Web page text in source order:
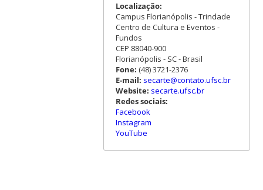
Localização:
Campus Florianópolis - Trindade
Centro de Cultura e Eventos -
Fundos
CEP 88040-900
Florianópolis - SC - Brasil
Fone: (48) 3721-2376
E-mail: secarte@contato.ufsc.br
Website: secarte.ufsc.br
Redes sociais:
Facebook
Instagram
YouTube